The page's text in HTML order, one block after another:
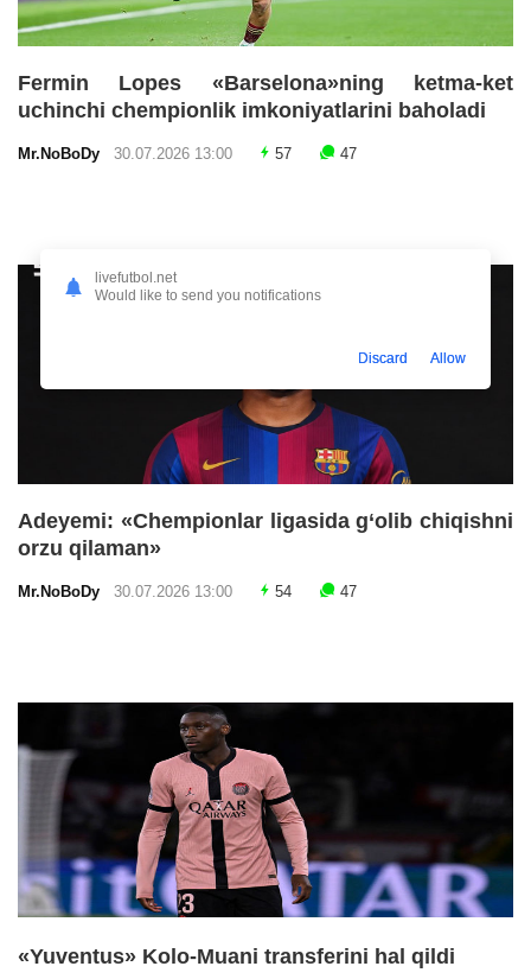
Fermin Lopes «Barselona»ning ketma-ket
uchinchi chempionlik imkoniyatlarini baholadi
Mr.NoBoDy 30.07.2026 13:00 57 47
Adeyemi: «Chempionlar ligasida g‘olib chiqishni
orzu qilaman»
Mr.NoBoDy 30.07.2026 13:00 54 47
«Yuventus» Kolo-Muani transferini hal qildi
livefutbol.net
Would like to send you notifications
Discard Allow